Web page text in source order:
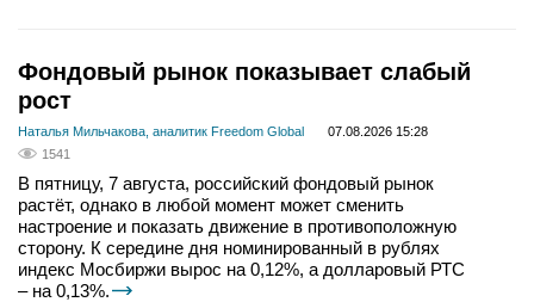
Фондовый рынок показывает слабый
рост
Наталья Мильчакова, аналитик Freedom Global
07.08.2026 15:28
1541
В пятницу, 7 августа, российский фондовый рынок
растёт, однако в любой момент может сменить
настроение и показать движение в противоположную
сторону. К середине дня номинированный в рублях
индекс Мосбиржи вырос на 0,12%, а долларовый РТС
– на 0,13%.